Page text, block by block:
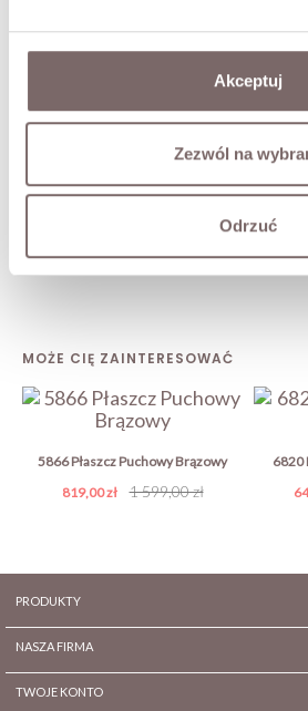
Akceptuj
Zezwól na
Odrzuć
Zadaj pytanie o produkt
369,00 zł
MOŻE CIĘ ZAINTERESOWAĆ
5866 Płaszcz Puchowy Brązowy
Cena
819,00 zł
Cena
1 599,00 zł
6820
PRODUKTY
NASZA FIRMA
TWOJE KONTO